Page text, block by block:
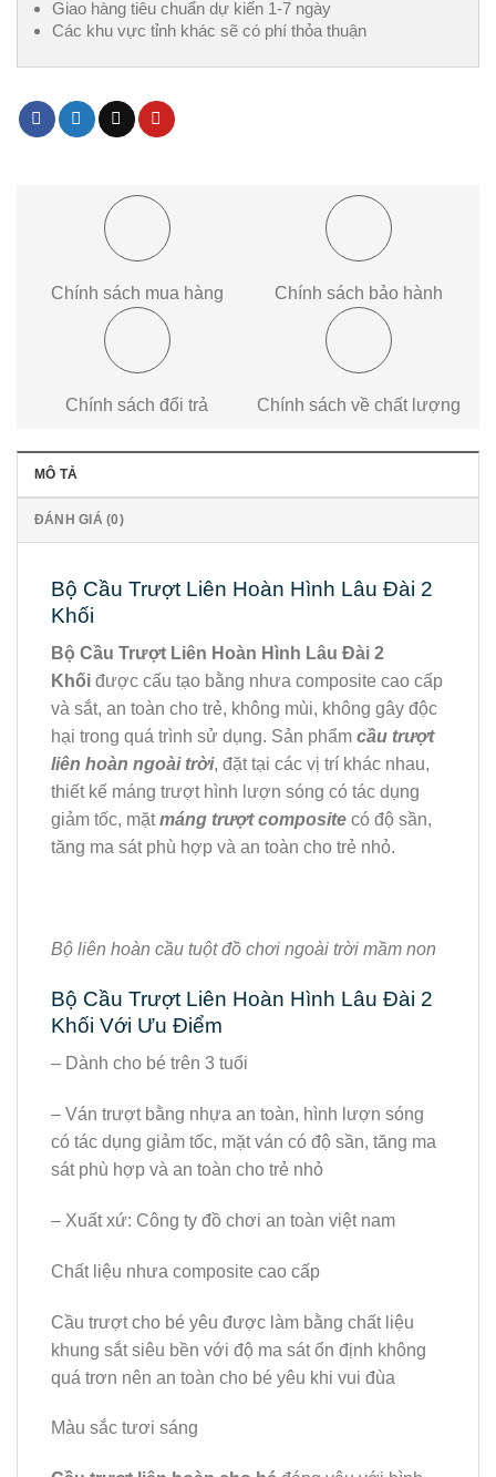
Giao hàng tiêu chuẩn dự kiến 1-7 ngày
Các khu vực tỉnh khác sẽ có phí thỏa thuận
Chính sách mua hàng Chính sách bảo hành
Chính sách đổi trả Chính sách về chất lượng
MÔ TẢ
ĐÁNH GIÁ (0)
Bộ Cầu Trượt Liên Hoàn Hình Lâu Đài 2
Khối
Bộ Cầu Trượt Liên Hoàn Hình Lâu Đài 2
Khối được cấu tạo bằng nhưa composite cao cấp
và sắt, an toàn cho trẻ, không mùi, không gây độc
hại trong quá trình sử dụng. Sản phẩm cầu trượt
liên hoàn ngoài trời, đặt tại các vị trí khác nhau,
thiết kế máng trượt hình lượn sóng có tác dụng
giảm tốc, mặtmáng trượt composite có độ sần,
tăng ma sát phù hợp và an toàn cho trẻ nhỏ.
Bộ liên hoàn cầu tuột đồ chơi ngoài trời mầm non
Bộ Cầu Trượt Liên Hoàn Hình Lâu Đài 2
Khối Với Ưu Điểm
– Dành cho bé trên 3 tuổi
– Ván trượt bằng nhựa an toàn, hình lượn sóng
có tác dụng giảm tốc, mặt ván có độ sần, tăng ma
sát phù hợp và an toàn cho trẻ nhỏ
– Xuất xứ: Công ty đồ chơi an toàn việt nam
Chất liệu nhưa composite cao cấp
Cầu trượt cho bé yêu được làm bằng chất liệu
khung sắt siêu bền với độ ma sát ổn định không
quá trơn nên an toàn cho bé yêu khi vui đùa
Màu sắc tươi sáng